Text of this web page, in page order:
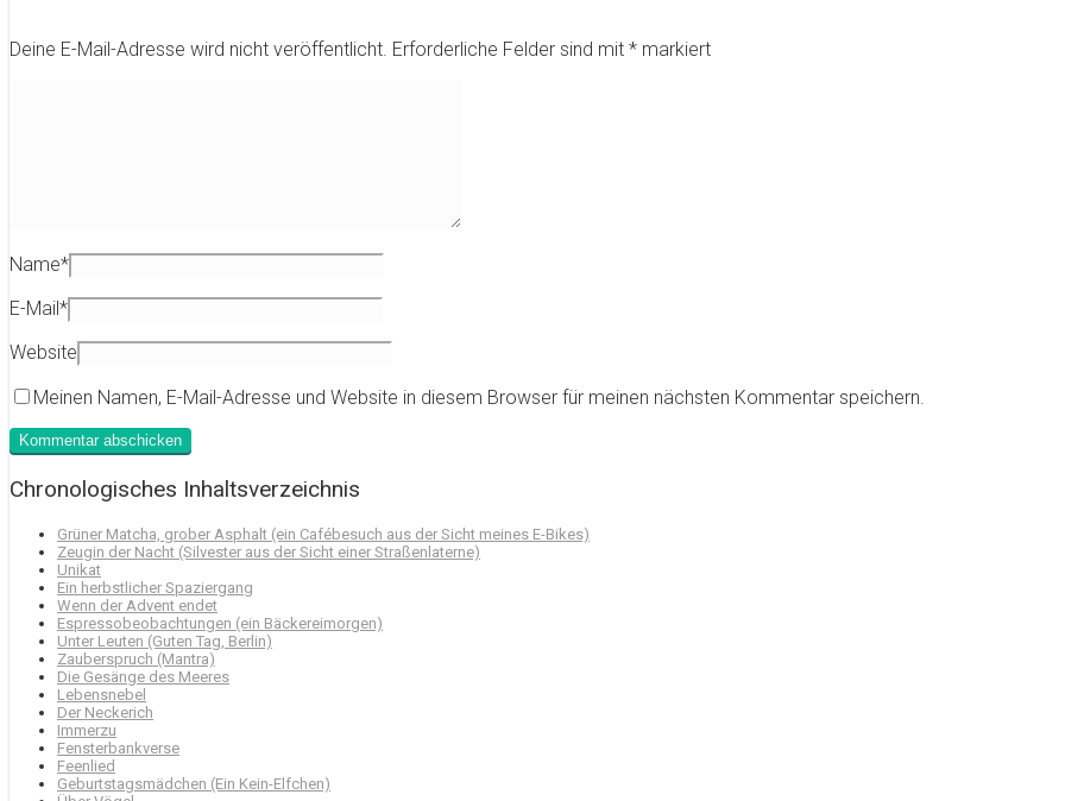
Deine E-Mail-Adresse wird nicht veröffentlicht. Erforderliche Felder sind mit * markiert
Name*
E-Mail*
Website
Meinen Namen, E-Mail-Adresse und Website in diesem Browser für meinen nächsten Kommentar speichern.
Chronologisches Inhaltsverzeichnis
Grüner Matcha, grober Asphalt (ein Cafébesuch aus der Sicht meines E-Bikes)
Zeugin der Nacht (Silvester aus der Sicht einer Straßenlaterne)
Unikat
Ein herbstlicher Spaziergang
Wenn der Advent endet
Espressobeobachtungen (ein Bäckereimorgen)
Unter Leuten (Guten Tag, Berlin)
Zauberspruch (Mantra)
Die Gesänge des Meeres
Lebensnebel
Der Neckerich
Immerzu
Fensterbankverse
Feenlied
Geburtstagsmädchen (Ein Kein-Elfchen)